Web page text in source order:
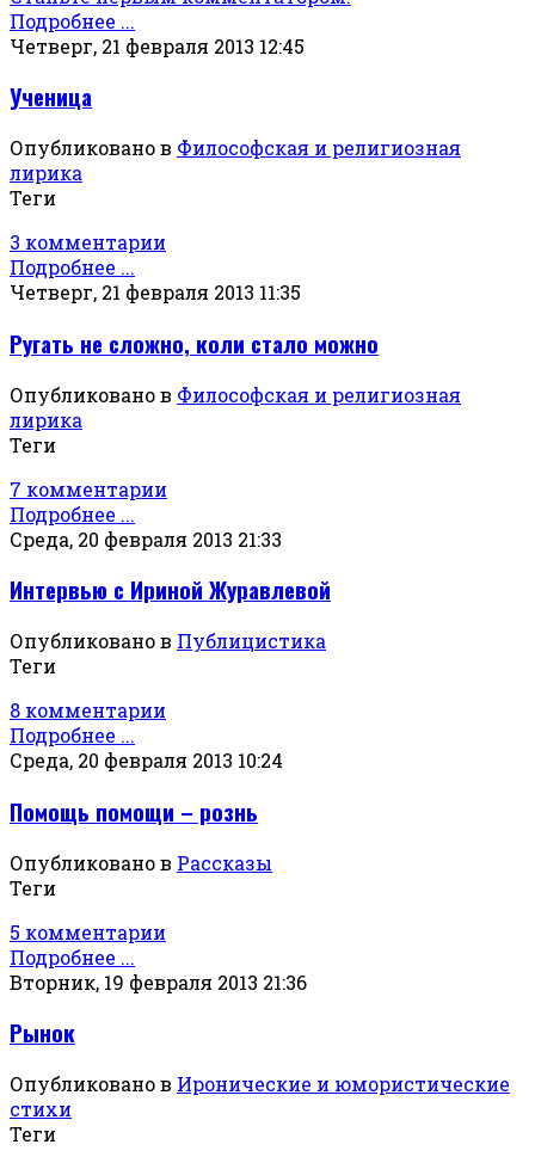
Подробнее ...
Четверг, 21 февраля 2013 12:45
Ученица
Опубликовано в Философская и религиозная
лирика
Теги
3 комментарии
Подробнее ...
Четверг, 21 февраля 2013 11:35
Ругать не сложно, коли стало можно
Опубликовано в Философская и религиозная
лирика
Теги
7 комментарии
Подробнее ...
Среда, 20 февраля 2013 21:33
Интервью с Ириной Журавлевой
Опубликовано в Публицистика
Теги
8 комментарии
Подробнее ...
Среда, 20 февраля 2013 10:24
Помощь помощи – рознь
Опубликовано в Рассказы
Теги
5 комментарии
Подробнее ...
Вторник, 19 февраля 2013 21:36
Рынок
Опубликовано в Иронические и юмористические
стихи
Теги